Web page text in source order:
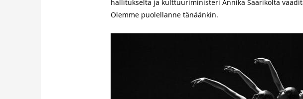
hallitukselta ja kulttuuriministeri Annika Saarikolta
Olemme puolellanne tänäänkin.